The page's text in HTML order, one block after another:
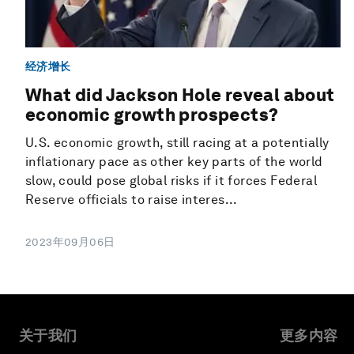
经济增长
What did Jackson Hole reveal about
economic growth prospects?
U.S. economic growth, still racing at a potentially
inflationary pace as other key parts of the world
slow, could pose global risks if it forces Federal
Reserve officials to raise interes...
2023年09月06日
关于我们 更多内容